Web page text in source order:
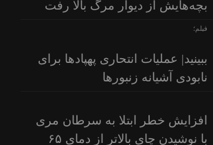
بچه‌هایش از دیوار مرگ بالا رفت
عملیات انتحاری پهپادها برای
نابودی آشیانه زنبورها
خطر ابتلا به سرطان مری
با نوشیدن چای بالاتر از دمای ۶۵